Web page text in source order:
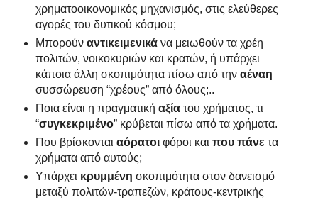
χρηματοοικονομικός μηχανισμός, στις ελεύθερες
αγορές του δυτικού κόσμου;
Μπορούν αντικειμενικάνα μειωθούν τα χρέη
πολιτών, νοικοκυριών και κρατών, ή υπάρχει
κάποια άλλη σκοπιμότητα πίσω από την αέναη
συσσώρευση “χρέους” από όλους;..
Ποια είναι η πραγματική αξίατου χρήματος, τι
“συγκεκριμένο” κρύβεται πίσω από τα χρήματα.
Που βρίσκονται αόρατοιφόροι και που πάνετα
χρήματα από αυτούς;
Υπάρχει κρυμμένη σκοπιμότητα στον δανεισμό
μεταξύ πολιτών-τραπεζών, κράτους-κεντρικής